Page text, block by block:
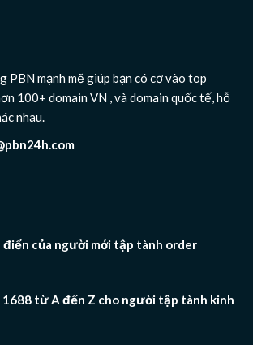
PBN mạnh mẽ giúp bạn có cơ vào top
100+ domain VN , và domain quốc tế, hỗ
nhau.
điển của người mới tập tành order
từ A đến Z cho người tập tành kinh